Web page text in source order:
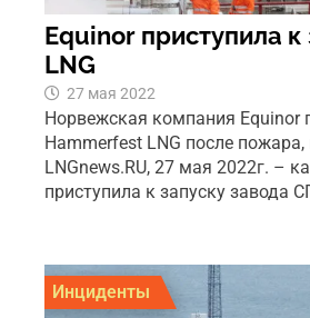
Equinor приступила
LNG
27 мая 2022
Норвежская компания Equinor
Hammerfest LNG после
LNGnews.RU, 27 мая 2022г. –
приступила к запуску завода
Инциденты